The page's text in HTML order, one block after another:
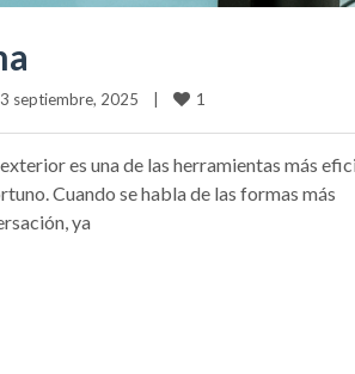
septiembre, 2025 1
es una de las herramientas más
Cuando se habla de las formas más
ya